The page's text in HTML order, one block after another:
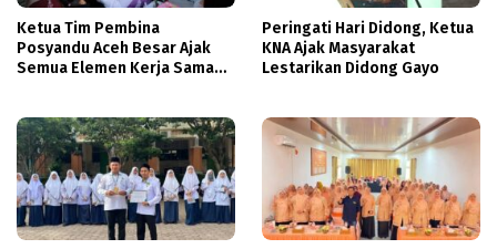
Ketua Tim Pembina
Posyandu Aceh Besar Ajak
Semua Elemen Kerja Sama
Peringati Hari Didong, Ketua
KNA Ajak Masyarakat
Lestarikan Didong Gayo